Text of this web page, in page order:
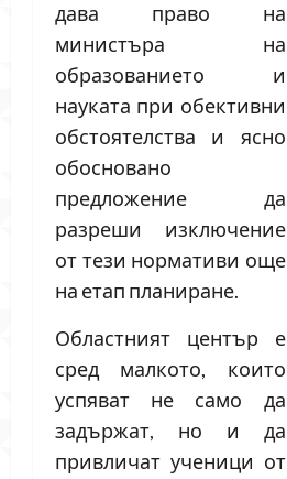
дава право на
министъра на
образованието и
науката при обективни
обстоятелства и ясно
обосновано
предложение да
разреши изключение
от тези нормативи още
на етап планиране.
Областният център е
сред малкото, които
успяват не само да
задържат, но и да
привличат ученици от